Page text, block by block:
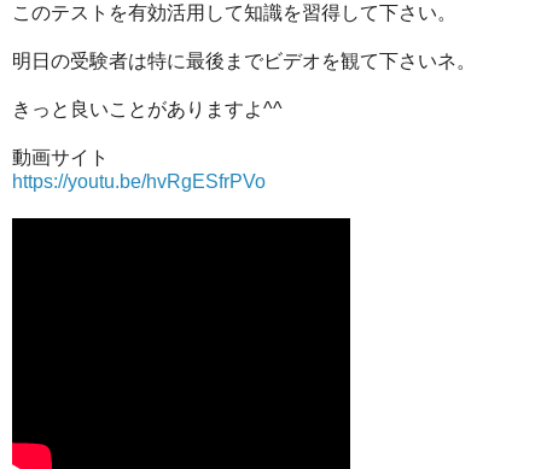
このテストを有効活用して知識を習得して下さい。
明日の受験者は特に最後までビデオを観て下さいネ。
きっと良いことがありますよ^^
動画サイト
https://youtu.be/hvRgESfrPVo